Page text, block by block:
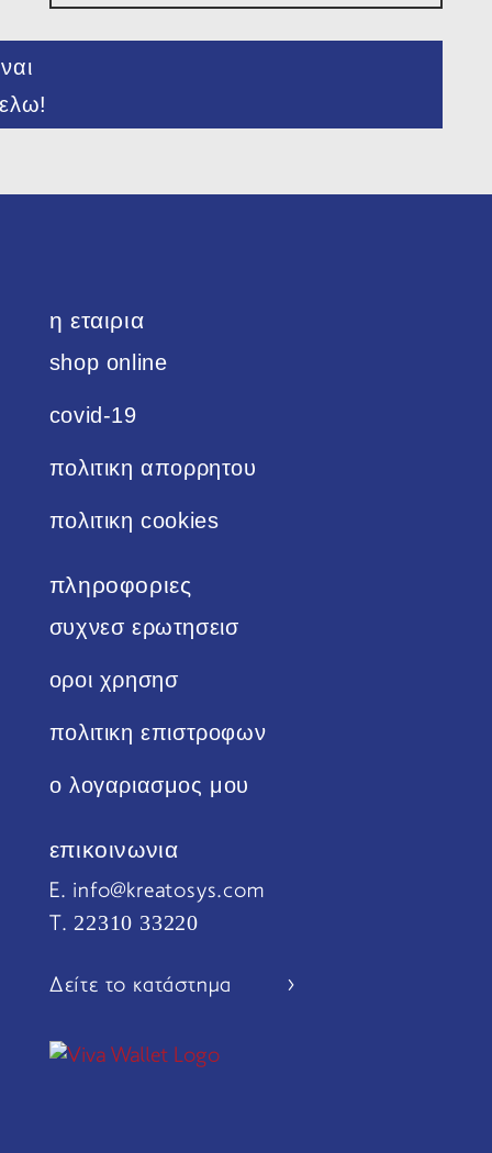
ναι
η εταιρια
shop online
covid-19
πολιτικη απορρητου
πολιτικη cookies
πληροφοριες
συχνεσ ερωτησεισ
οροι χρησησ
πολιτικη επιστροφων
ο λογαριασμος μου
επικοινωνια
Ε. info@kreatosys.com
Τ.22310 33220
Δείτε το κατάστημα >